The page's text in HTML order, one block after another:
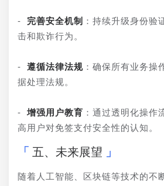
- 完善安全机制 ：持续升级身份验
击和欺诈行为。
- 遵循法律法规 ：确保所有业务操
据处理法规。
- 增强用户教育 ：通过透明化操作
高用户对免签支付安全性的认知。
五、未来展望
随着人工智能、区块链等技术的不